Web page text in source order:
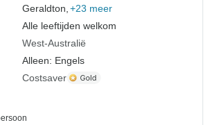
Geraldton, +23 meer
Alle leeftijden welkom
West-Australië
Alleen: Engels
Costsaver